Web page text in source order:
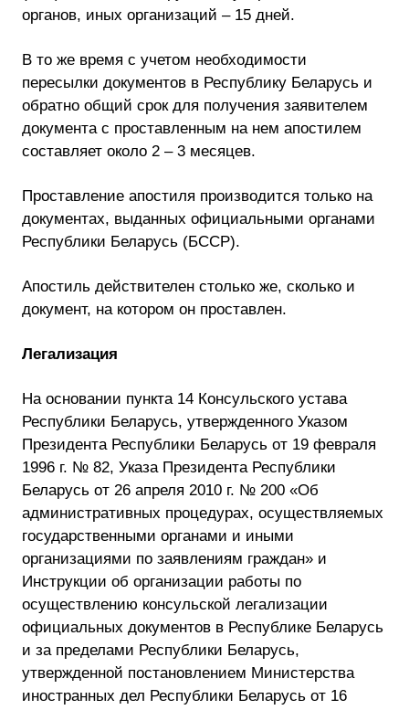
органов, иных организаций – 15 дней.
В то же время с учетом необходимости
пересылки документов в Республику Беларусь и
обратно общий срок для получения заявителем
документа с проставленным на нем апостилем
составляет около 2 – 3 месяцев.
Проставление апостиля производится только на
документах, выданных официальными органами
Республики Беларусь (БССР).
Апостиль действителен столько же, сколько и
документ, на котором он проставлен.
Легализация
На основании пункта 14 Консульского устава
Республики Беларусь, утвержденного Указом
Президента Республики Беларусь от 19 февраля
1996 г. № 82, Указа Президента Республики
Беларусь от 26 апреля 2010 г. № 200 «Об
административных процедурах, осуществляемых
государственными органами и иными
организациями по заявлениям граждан» и
Инструкции об организации работы по
осуществлению консульской легализации
официальных документов в Республике Беларусь
и за пределами Республики Беларусь,
утвержденной постановлением Министерства
иностранных дел Республики Беларусь от 16